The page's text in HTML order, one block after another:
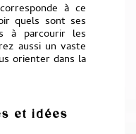
à ce
quels sont ses
à parcourir les
aussi un vaste
orienter dans la
et idées